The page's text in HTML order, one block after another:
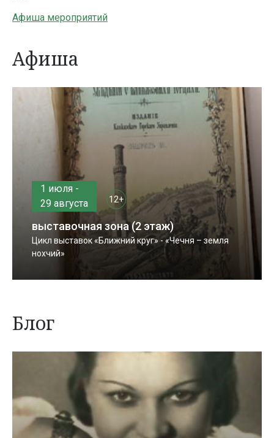
Афиша мероприятий
Афиша
1 июля -
29 августа
12+
выставочная зона (2 этаж)
Цикл выставок «Ближний круг» - «Чечня – земля
нохчий»
Блог